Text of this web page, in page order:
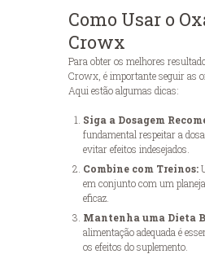
Como Usar o
Crowx
Para obter os melhores
Crowx, é importante seguir as
Aqui estão algumas dicas:
Siga a Dosagem
fundamental respeitar a
evitar efeitos indesejados.
Combine com Treinos:
em conjunto com um
eficaz.
Mantenha uma Dieta
alimentação adequada é
os efeitos do suplemento.